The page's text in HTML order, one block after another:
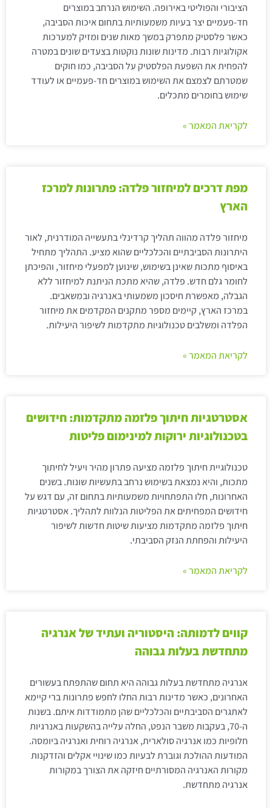
הציבורי והפוליטי באירופה. השימוש הנרחב במוצרים
חד-פעמיים יצר בעיות משמעותיות בתחום איכות הסביבה,
כאשר פלסטיק מתפרק במשך מאות שנים ומזיק למערכות
אקולוגיות רבות. מדינות שונות נוקטות בצעדים שונים במטרה
להפחית את השפעת הפלסטיק על הסביבה, כמו חוקים
שמטרתם לצמצם את השימוש במוצרים חד-פעמיים או לעודד
שימוש בחומרים מתכלים.
לקריאת המאמר »
מפת דרכים למיחזור פלדה: פתרונות למרכז
הארץ
מיחזור פלדה מהווה תהליך קרדינלי בתעשייה המודרנית, לאור
היתרונות הסביבתיים והכלכליים שהוא מציע. התהליך מתחיל
באיסוף מתכות שאינן בשימוש, שינוען למפעלי מיחזור, והפיכתן
לחומר גלם חדש. פלדה, שהיא מתכת הניתנת למיחזור ללא
הגבלה, מאפשרת חיסכון משמעותי באנרגיה ובמשאבים.
במרכז הארץ, קיימים מספר מתקנים המקדמים את מיחזור
הפלדה ומשלבים טכנולוגיות מתקדמות לשיפור היעילות.
לקריאת המאמר »
אסטרטגיות חיתוך פלזמה מתקדמות: חידושים
בטכנולוגיות ירוקות למינימום פליטות
טכנולוגיית חיתוך פלזמה מציעה פתרון מהיר ויעיל לחיתוך
מתכות, והיא נמצאת בשימוש נרחב בתעשיות שונות. בשנים
האחרונות, חלו התפתחויות משמעותיות בתחום זה, עם דגש על
חידושים המפחיתים את הפליטות הנלוות לתהליך. אסטרטגיות
חיתוך פלזמה מתקדמות מציעות שיטות חדשות לשיפור
היעילות והפחתת הנזק הסביבתי.
לקריאת המאמר »
קווים לדמותה: היסטוריה ועתיד של אנרגיה
מתחדשת בעלות גבוהה
אנרגיה מתחדשת בעלות גבוהה היא תחום שהתפתח בעשורים
האחרונים, כאשר מדינות רבות החלו לחפש פתרונות ברי קיימא
לאתגרים הסביבתיים והכלכליים שהן מתמודדות איתם. בשנות
ה-70, בעקבות משבר הנפט, החלה עלייה בהשקעות באנרגיות
חלופיות כמו אנרגיה סולארית, אנרגיה רוחית ואנרגיה ביומסה.
המודעות ההולכת וגוברת לבעיות כמו שינויי אקלים והזדקנות
מקורות האנרגיה המסורתיים חיזקה את הצורך במקורות
אנרגיה מתחדשת.